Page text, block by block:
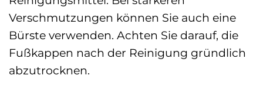
Verschmutzungen können Sie auch eine
Bürste verwenden. Achten Sie darauf, die
Fußkappen nach der Reinigung gründlich
abzutrocknen.